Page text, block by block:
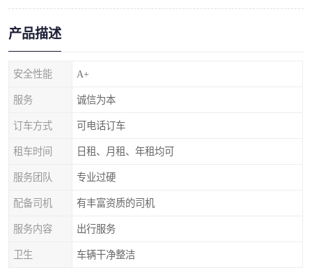
产品描述
安全性能 A+
服务 诚信为本
订车方式 可电话订车
租车时间 日租、月租、年租均可
服务团队 专业过硬
配备司机 有丰富资质的司机
服务内容 出行服务
卫生 车辆干净整洁